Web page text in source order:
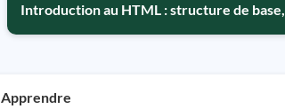
Introduction au HTML : structure de
Apprendre